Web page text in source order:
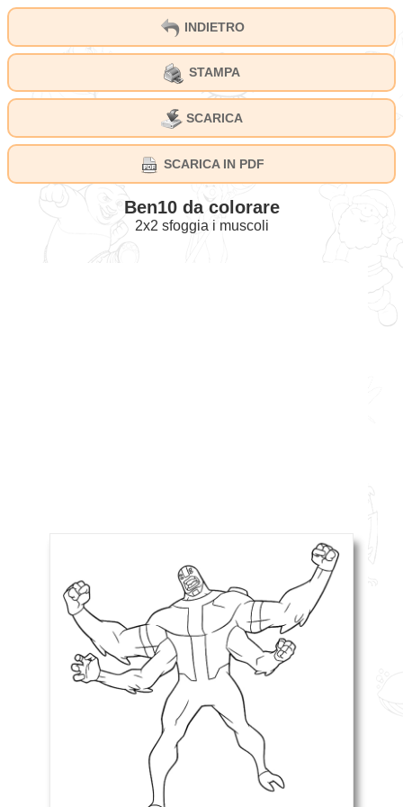
INDIETRO
STAMPA
SCARICA
SCARICA IN PDF
Ben10 da colorare
2x2 sfoggia i muscoli